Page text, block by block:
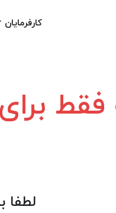
کارفرمایان
لطفا